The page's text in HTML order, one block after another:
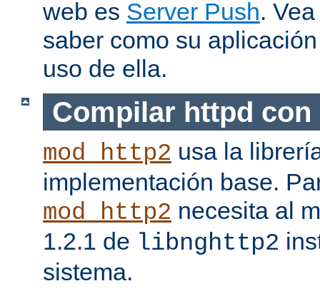
web es Server Push.
saber como su
uso de ella.
Compilar httpd con
mod_http2 usa la
implementación base.
mod_http2 necesita al
1.2.1 de libnghttp2
sistema.